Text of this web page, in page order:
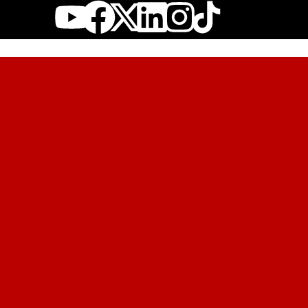
Youtube
Facebook
X-
twitter
Linkedin